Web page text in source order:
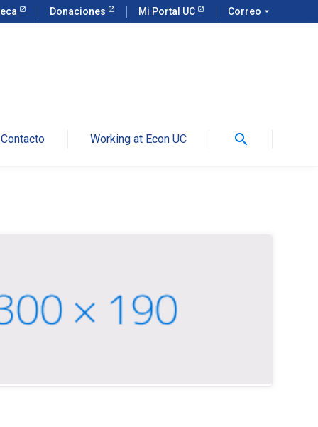
Donaciones Mi Portal UC Correo arrow_drop_down
Contacto Working at Econ UC search